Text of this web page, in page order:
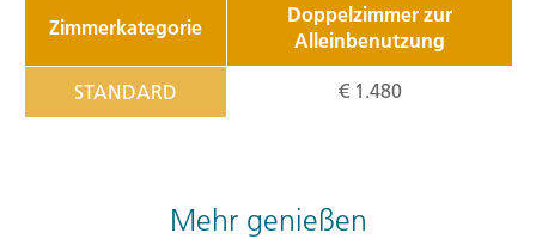
Zimmerkategorie
Doppelzimmer zur
Alleinbenutzung
STANDARD € 1.480
Mehr genießen